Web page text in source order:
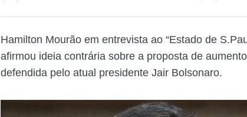
Hamilton Mourão em entrevista ao “Estado de
afirmou ideia contrária sobre a proposta de
defendida pelo atual presidente Jair Bolsonaro.